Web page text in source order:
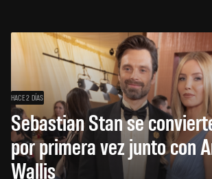
HACE 2 DÍAS
Sebastian Stan se
por primera vez junto con
Wallis